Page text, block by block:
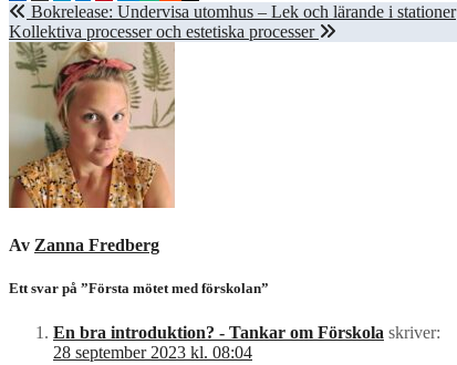
Inläggsnavigering
Bokrelease: Undervisa utomhus – Lek och lärande i stationer
Kollektiva processer och estetiska processer
Av Zanna Fredberg
Ett svar på ”Första mötet med förskolan”
En bra introduktion? - Tankar om Förskola skriver:
28 september 2023 kl. 08:04